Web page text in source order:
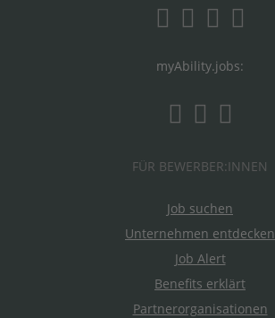
myAbility.jobs:
FÜR BEWERBER:INNEN
Job suchen
Unternehmen entdecken
Job Alert
Benefits erklärt
Partnerorganisationen